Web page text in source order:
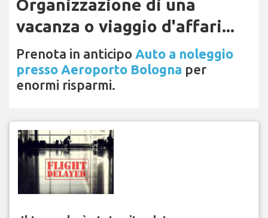
Organizzazione di una
vacanza o viaggio d'affari...
Prenota in anticipo Auto a noleggio
presso Aeroporto Bologna per
enormi risparmi.